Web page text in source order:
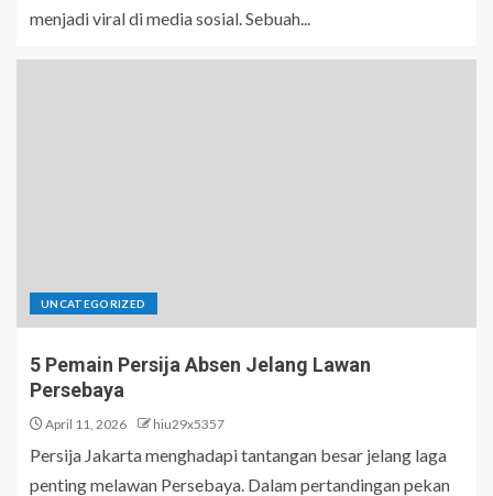
menjadi viral di media sosial. Sebuah...
UNCATEGORIZED
5 Pemain Persija Absen Jelang Lawan
Persebaya
April 11, 2026 hiu29x5357
Persija Jakarta menghadapi tantangan besar jelang laga
penting melawan Persebaya. Dalam pertandingan pekan